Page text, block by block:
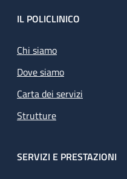
Footer
IL POLICLINICO
Chi siamo
Dove siamo
Carta dei servizi
Strutture
SERVIZI E PRESTAZIONI